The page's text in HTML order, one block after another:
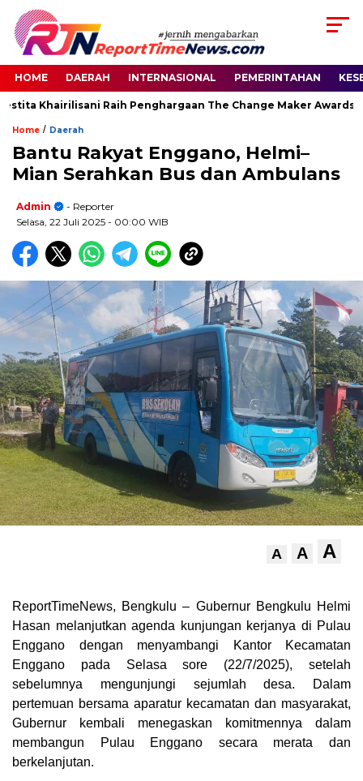
HOME DAERAH INTERNASIONAL PEMERINTAHAN
Khairilisani Raih Penghargaan The Change Maker Awards
Home / Daerah
Bantu Rakyat Enggano, Helmi–
Mian Serahkan Bus dan Ambulans
Admin
- Reporter
Selasa, 22 Juli 2025 - 00:00 WIB
A A A
ReportTimeNews, Bengkulu – Gubernur Bengkulu Helmi
Hasan melanjutkan agenda kunjungan kerjanya di Pulau
Enggano dengan menyambangi Kantor Kecamatan
Enggano pada Selasa sore (22/7/2025), setelah
sebelumnya mengunjungi sejumlah desa. Dalam
pertemuan bersama aparatur kecamatan dan masyarakat,
Gubernur kembali menegaskan komitmennya dalam
membangun Pulau Enggano secara merata dan
berkelanjutan.